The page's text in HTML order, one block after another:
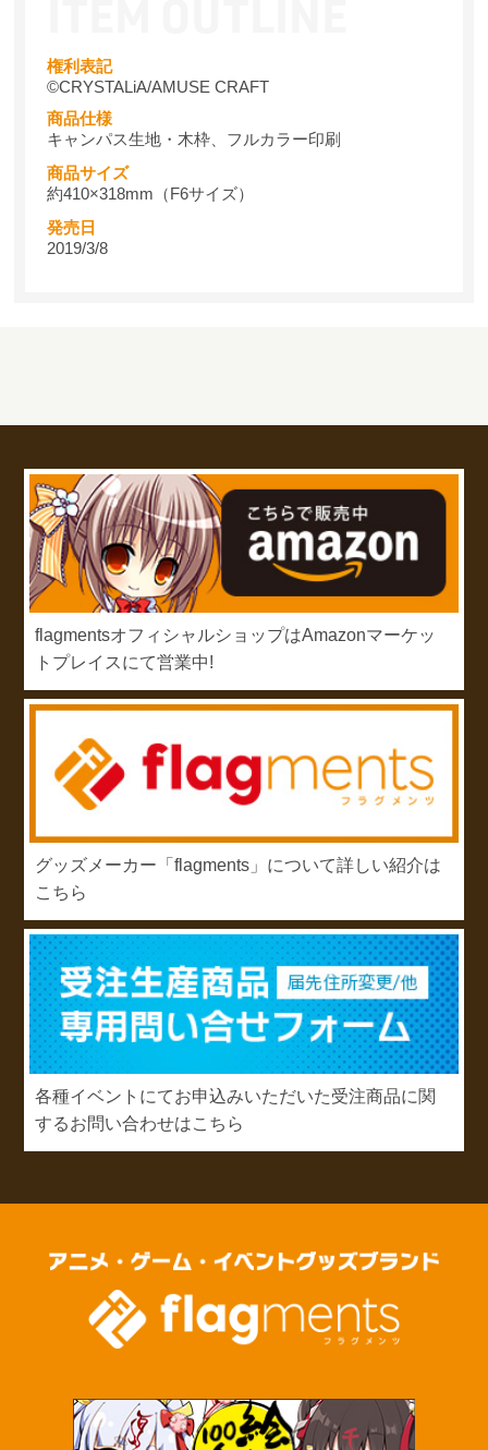
権利表記
©CRYSTALiA/AMUSE CRAFT
商品仕様
キャンパス生地・木枠、フルカラー印刷
商品サイズ
約410×318mm（F6サイズ）
発売日
2019/3/8
flagmentsオフィシャルショップはAmazonマーケッ
トプレイスにて営業中!
グッズメーカー「flagments」について詳しい紹介は
こちら
各種イベントにてお申込みいただいた受注商品に関
するお問い合わせはこちら